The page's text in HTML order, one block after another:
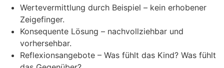
Wertevermittlung durch Beispiel – kein erhobener
Zeigefinger.
Konsequente Lösung – nachvollziehbar und
vorhersehbar.
Reflexionsangebote – Was fühlt das Kind? Was fühlt